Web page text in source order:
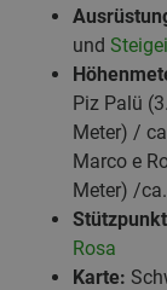
und
Piz Palü
Meter) /
Marco e
Meter) /
Rosa
Karte: